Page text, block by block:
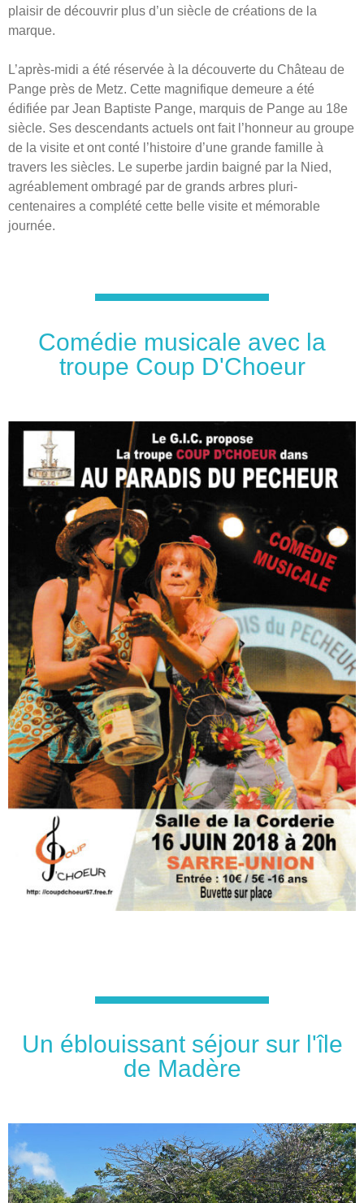
plaisir de découvrir plus d’un siècle de créations de la
marque.
L’après-midi a été réservée à la découverte du Château de
Pange près de Metz. Cette magnifique demeure a été
édifiée par Jean Baptiste Pange, marquis de Pange au 18e
siècle. Ses descendants actuels ont fait l’honneur au groupe
de la visite et ont conté l’histoire d’une grande famille à
travers les siècles. Le superbe jardin baigné par la Nied,
agréablement ombragé par de grands arbres pluri-
centenaires a complété cette belle visite et mémorable
journée.
Comédie musicale avec la
troupe Coup D'Choeur
Un éblouissant séjour sur l'île
de Madère